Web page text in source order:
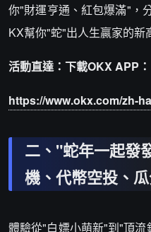
你"財運亨通、紅包爆滿"，
KX幫你"蛇"出人生贏家的新
活動直達：下載OKX APP：
https://www.okx.com/zh-
二、"蛇年一起發
機、代幣空投、
體驗從"白嫖小萌新"到"頂流